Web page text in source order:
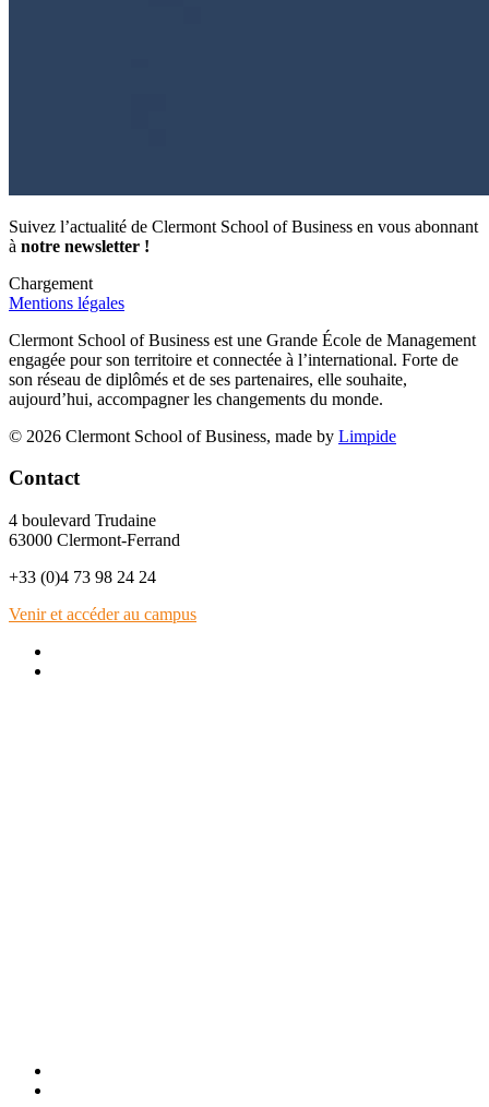
Suivez l’actualité de Clermont School of Business en vous abonnant
à notre newsletter !
Chargement
Mentions légales
Clermont School of Business est une Grande École de Management
engagée pour son territoire et connectée à l’international. Forte de
son réseau de diplômés et de ses partenaires, elle souhaite,
aujourd’hui, accompagner les changements du monde.
© 2026 Clermont School of Business, made by Limpide
Contact
4 boulevard Trudaine
63000 Clermont-Ferrand
+33 (0)4 73 98 24 24
Venir et accéder au campus